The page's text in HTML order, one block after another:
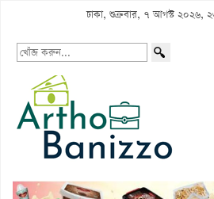
ঢাকা, শুক্রবার, ৭ আগস্ট ২০২৬,